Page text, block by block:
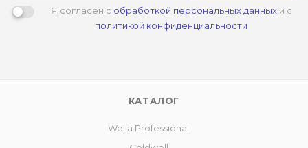
Я согласен с обработкой персональных данныхи с
политикой конфиденциальности
КАТАЛОГ
Wella Professional